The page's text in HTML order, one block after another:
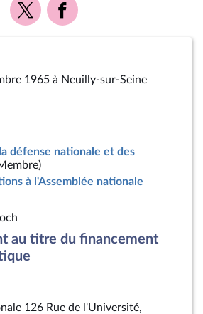
la
la
1965 à Neuilly-sur-Seine
défense nationale et des
à l'Assemblée nationale
au titre du financement
126 Rue de l'Université,